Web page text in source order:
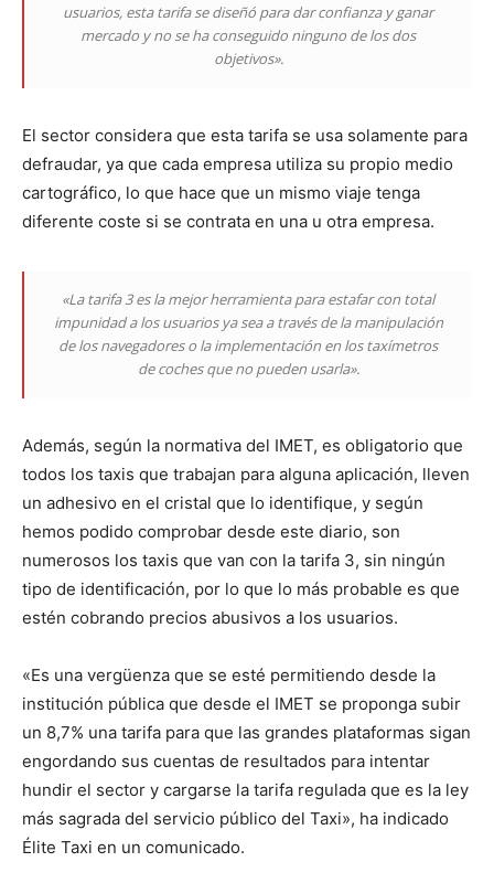
usuarios, esta tarifa se diseñó para dar confianza y ganar
mercado y no se ha conseguido ninguno de los dos
objetivos».
El sector considera que esta tarifa se usa solamente para
defraudar, ya que cada empresa utiliza su propio medio
cartográfico, lo que hace que un mismo viaje tenga
diferente coste si se contrata en una u otra empresa.
«La tarifa 3 es la mejor herramienta para estafar con total
impunidad a los usuarios ya sea a través de la manipulación
de los navegadores o la implementación en los taxímetros
de coches que no pueden usarla».
Además, según la normativa del IMET, es obligatorio que
todos los taxis que trabajan para alguna aplicación, lleven
un adhesivo en el cristal que lo identifique, y según
hemos podido comprobar desde este diario, son
numerosos los taxis que van con la tarifa 3, sin ningún
tipo de identificación, por lo que lo más probable es que
estén cobrando precios abusivos a los usuarios.
«Es una vergüenza que se esté permitiendo desde la
institución pública que desde el IMET se proponga subir
un 8,7% una tarifa para que las grandes plataformas sigan
engordando sus cuentas de resultados para intentar
hundir el sector y cargarse la tarifa regulada que es la ley
más sagrada del servicio público del Taxi», ha indicado
Élite Taxi en un comunicado.